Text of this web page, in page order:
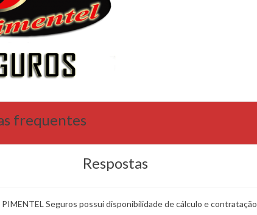
frequentes
Respostas
Seguros possui disponibilidade de cálculo e contratação